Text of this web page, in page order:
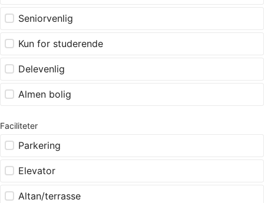
Seniorvenlig
Kun for studerende
Delevenlig
Almen bolig
Faciliteter
Parkering
Elevator
Altan/terrasse